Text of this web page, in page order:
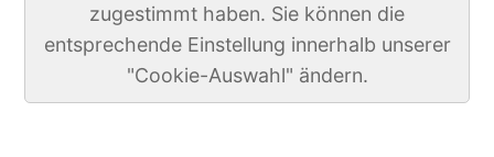
zugestimmt haben. Sie können die
entsprechende Einstellung innerhalb unserer
"Cookie-Auswahl" ändern.